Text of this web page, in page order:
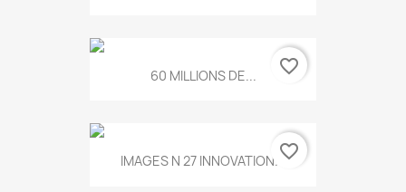
60 MILLIONS DE... favorite_border
IMAGES N 27 INNOVATION...favorite_border